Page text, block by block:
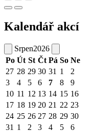
Kalendář akcí
Srpen2026
Po Út St Čt Pá So Ne
27 28 29 30 31 1
2
3
4 5 6 7 8
9
10 11 12 13 14 15 16
17 18 19 20 21 22 23
24 25 26 27 28 29 30
31 1 2 3 4 5 6